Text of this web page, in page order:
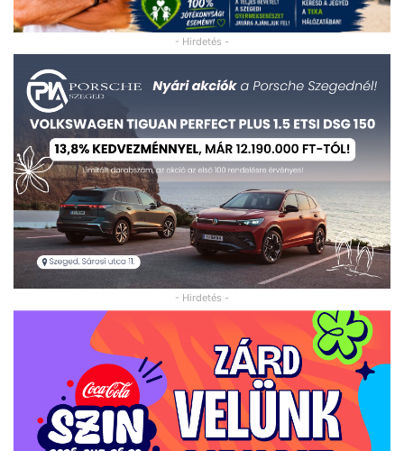
- Hirdetés -
- Hirdetés -